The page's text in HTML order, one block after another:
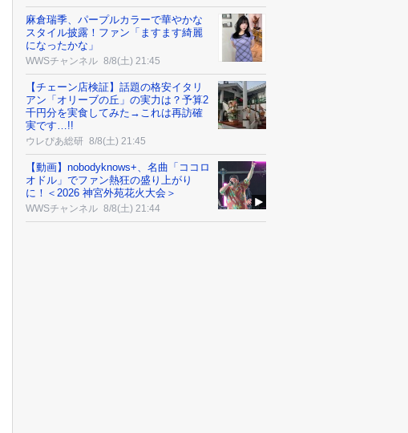
麻倉瑞季、パープルカラーで華やかな
スタイル披露！ファン「ますます綺麗
になったかな」
WWSチャンネル 8/8(土) 21:45
【チェーン店検証】話題の格安イタリ
アン「オリーブの丘」の実力は？予算2
千円分を実食してみた→これは再訪確
実です…!!
ウレぴあ総研 8/8(土) 21:45
【動画】nobodyknows+、名曲「ココロ
オドル」でファン熱狂の盛り上がり
に！＜2026 神宮外苑花火大会＞
WWSチャンネル 8/8(土) 21:44